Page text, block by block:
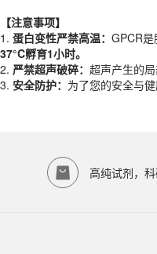
3.安全防护：
产品规格
货期
现货
规格
50T、100T
应用领域
2-8℃；蛋白酶磷酸酶抑制剂混
ECOTOP SCIENTIFIC
取的受体：立即进行下游应
【注意事项】
1. 蛋白变性严禁高温： GPCR
37°C孵育1小时。
2. 严禁超声破碎： 超声产生的
3. 安全防护： 为了您的安全与
高纯试剂，